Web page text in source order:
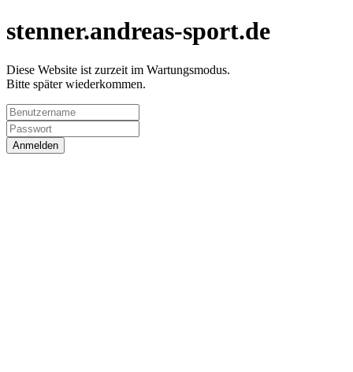
stenner.andreas-sport.de
Diese Website ist zurzeit im Wartungsmodus.
Bitte später wiederkommen.